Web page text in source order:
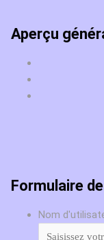
Aperçu
Formulaire
Nom